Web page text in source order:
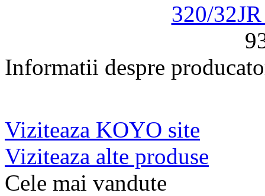
320/
Informatii despre
Viziteaza KOYO site
Viziteaza alte produse
Cele mai vandute